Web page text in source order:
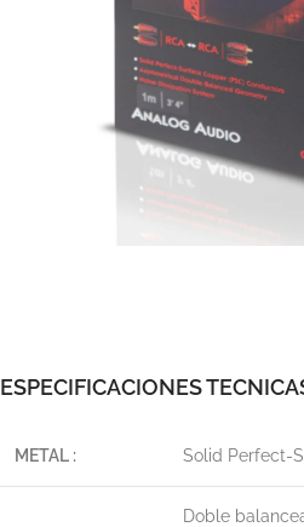
ESPECIFICACIONES
METAL : Solid Perfect-
Doble